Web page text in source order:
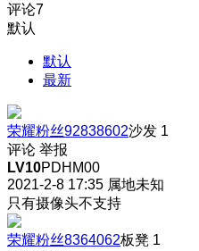
评论7
默认
默认
最新
荣耀粉丝92838602沙发 1
评论 举报
LV10PDHM00
2021-2-8 17:35 属地未知
只有摄像头不支持
荣耀粉丝8364062板凳 1